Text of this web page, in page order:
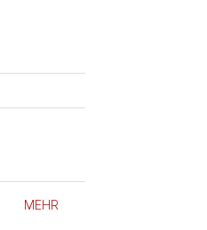
MEHR